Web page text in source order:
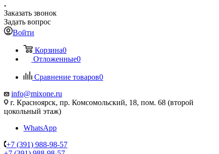
Заказать звонок
Задать вопрос
Войти
Корзина0
Отложенные0
Сравнение товаров0
info@mixone.ru
г. Красноярск, пр. Комсомольский, 18, пом. 68 (второй
цокольный этаж)
WhatsApp
+7 (391) 988-98-57